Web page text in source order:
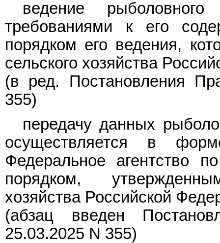
ведение
требованиями к его
порядком его ведения,
сельского хозяйства
(в ред. Постановления
355)
передачу данных
осуществляется в
Федеральное агентство
порядком,
хозяйства Российской
(абзац введен
25.03.2025 N 355)